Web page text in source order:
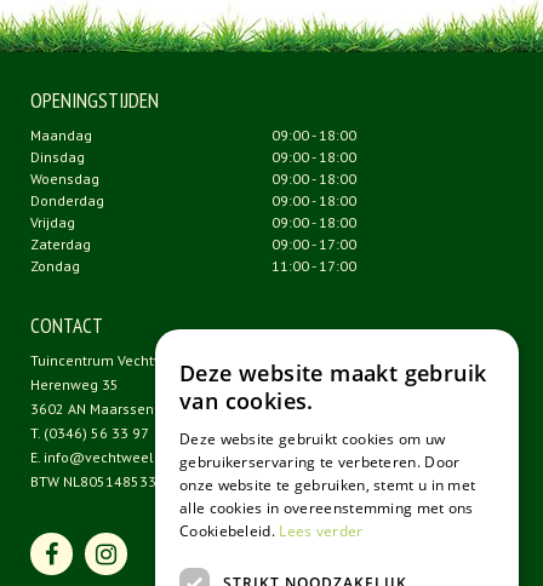
OPENINGSTIJDEN
Maandag
09:00 - 18:00
Dinsdag
09:00 - 18:00
Woensdag
09:00 - 18:00
Donderdag
09:00 - 18:00
Vrijdag
09:00 - 18:00
Zaterdag
09:00 - 17:00
Zondag
11:00 - 17:00
CONTACT
Tuincentrum Vechtweelde
Herenweg 35
3602 AN Maarssen
T. (0346) 56 33 97
E. info@vechtweelde.nl
BTW NL805148533B01
Deze website maakt gebruik
van cookies.
Deze website gebruikt cookies om uw
gebruikerservaring te verbeteren. Door
onze website te gebruiken, stemt u in met
alle cookies in overeenstemming met ons
Cookiebeleid. Lees verder